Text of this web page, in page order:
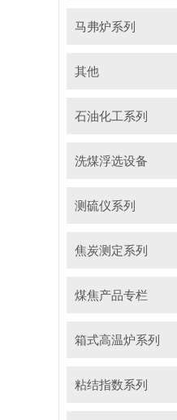
马弗炉系列
其他
石油化工系列
洗煤浮选设备
测硫仪系列
焦炭测定系列
煤焦产品专栏
箱式高温炉系列
粘结指数系列